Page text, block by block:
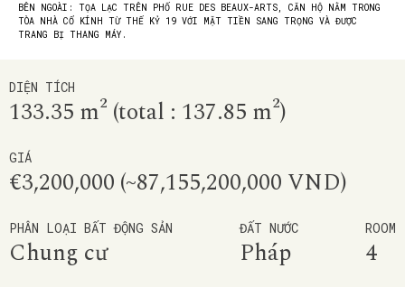
BÊN NGOÀI: TỌA LẠC TRÊN PHỐ RUE DES BEAUX-ARTS, CĂN HỘ NẰM TRONG
TÒA NHÀ CỔ KÍNH TỪ THẾ KỶ 19 VỚI MẶT TIỀN SANG TRỌNG VÀ ĐƯỢC
TRANG BỊ THANG MÁY.
DIỆN TÍCH
133.35 m² (total : 137.85 m²)
GIÁ
€3,200,000 (~87,155,200,000 VND)
PHÂN LOẠI BẤT ĐỘNG SẢN
Chung cư
ĐẤT NƯỚC
Pháp
ROOM
4